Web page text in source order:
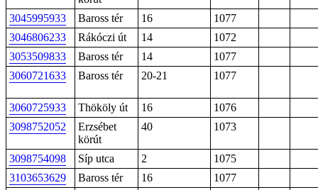
3045995933 Baross tér 16
1077
3046806233
Rákóczi út 14
1072
3053509833
Baross tér 14
1077
3060721633
Baross tér 20-21 1077
3060725933 Thököly út 16
1076
3098752052
Erzsébet
körút
40 1073
3098754098 Síp utca 2
1075
3103653629
Baross tér 16
1077